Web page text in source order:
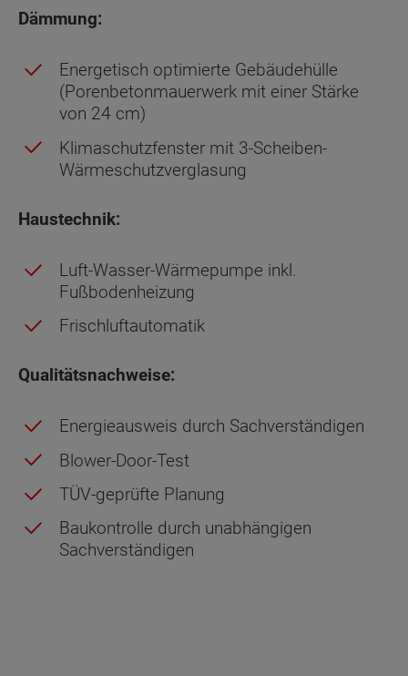
Dämmung:
Energetisch optimierte Gebäudehülle
(Porenbetonmauerwerk mit einer Stärke
von 24 cm)
Klimaschutzfenster mit 3-Scheiben-
Wärmeschutzverglasung
Haustechnik:
Luft-Wasser-Wärmepumpe inkl.
Fußbodenheizung
Frischluftautomatik
Qualitätsnachweise:
Energieausweis durch Sachverständigen
Blower-Door-Test
TÜV-geprüfte Planung
Baukontrolle durch unabhängigen
Sachverständigen